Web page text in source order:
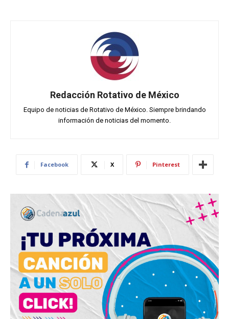
Redacción Rotativo de México
Equipo de noticias de Rotativo de México. Siempre brindando
información de noticias del momento.
Facebook X Pinterest